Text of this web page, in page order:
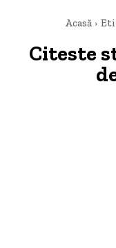
Acasă
Citeste